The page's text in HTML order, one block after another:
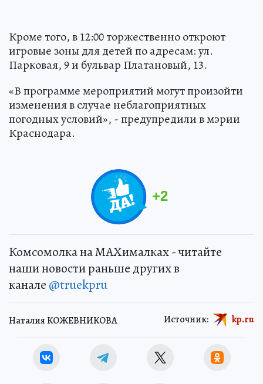
Кроме того, в 12:00 торжественно откроют
игровые зоны для детей по адресам: ул.
Парковая, 9 и бульвар Платановый, 13.
«В программе мероприятий могут произойти
изменения в случае неблагоприятных
погодных условий», - предупредили в мэрии
Краснодара.
+2
Комсомолка на MAXималках - читайте
наши новости раньше других в
канале @truekpru
Наталия КОЖЕВНИКОВА Источник: kp.ru